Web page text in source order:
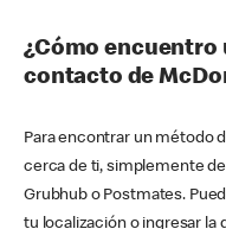
¿Cómo encuentro
contacto de
Para encontrar un método
cerca de ti, simplemente
Grubhub o Postmates.
tu localización o ingresar la